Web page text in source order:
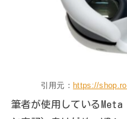
引用元： https://
筆者が使用している